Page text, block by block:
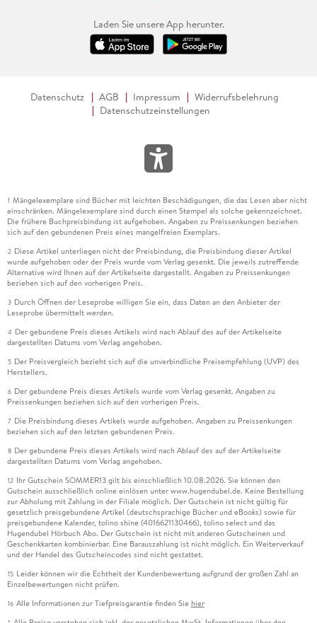
Laden Sie unsere App herunter.
Datenschutz AGB Impressum
Widerrufsbelehrung
Datenschutzeinstellungen
1 Mängelexemplare sind Bücher mit leichten Beschädigungen, die das Lesen aber nicht
einschränken. Mängelexemplare sind durch einen Stempel als solche gekennzeichnet.
Die frühere Buchpreisbindung ist aufgehoben. Angaben zu Preissenkungen beziehen
sich auf den gebundenen Preis eines mangelfreien Exemplars.
2 Diese Artikel unterliegen nicht der Preisbindung, die Preisbindung dieser Artikel
wurde aufgehoben oder der Preis wurde vom Verlag gesenkt. Die jeweils zutreffende
Alternative wird Ihnen auf der Artikelseite dargestellt. Angaben zu Preissenkungen
beziehen sich auf den vorherigen Preis.
3 Durch Öffnen der Leseprobe willigen Sie ein, dass Daten an den Anbieter der
Leseprobe übermittelt werden.
4 Der gebundene Preis dieses Artikels wird nach Ablauf des auf der Artikelseite
dargestellten Datums vom Verlag angehoben.
5 Der Preisvergleich bezieht sich auf die unverbindliche Preisempfehlung (UVP) des
Herstellers.
6 Der gebundene Preis dieses Artikels wurde vom Verlag gesenkt. Angaben zu
Preissenkungen beziehen sich auf den vorherigen Preis.
7 Die Preisbindung dieses Artikels wurde aufgehoben. Angaben zu Preissenkungen
beziehen sich auf den letzten gebundenen Preis.
8 Der gebundene Preis dieses Artikels wird nach Ablauf des auf der Artikelseite
dargestellten Datums vom Verlag angehoben.
12 Ihr Gutschein SOMMER13 gilt bis einschließlich 10.08.2026. Sie können den
Gutschein ausschließlich online einlösen unter www.hugendubel.de. Keine Bestellung
zur Abholung mit Zahlung in der Filiale möglich. Der Gutschein ist nicht gültig für
gesetzlich preisgebundene Artikel (deutschsprachige Bücher und eBooks) sowie für
preisgebundene Kalender, tolino shine (4016621130466), tolino select und das
Hugendubel Hörbuch Abo. Der Gutschein ist nicht mit anderen Gutscheinen und
Geschenkkarten kombinierbar. Eine Barauszahlung ist nicht möglich. Ein Weiterverkauf
und der Handel des Gutscheincodes sind nicht gestattet.
15 Leider können wir die Echtheit der Kundenbewertung aufgrund der großen Zahl an
Einzelbewertungen nicht prüfen.
16 Alle Informationen zur Tiefpreisgarantie finden Sie hier